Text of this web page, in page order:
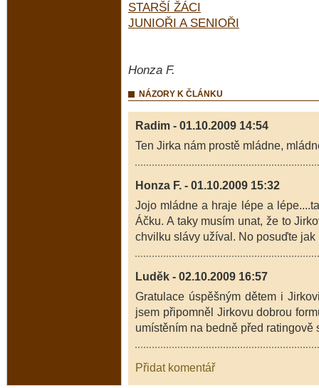
STARŠÍ ŽÁCI
JUNIOŘI A SENIOŘI
Honza F.
NÁZORY K ČLÁNKU
Radim - 01.10.2009 14:54
Ten Jirka nám prostě mládne,
Honza F. - 01.10.2009 15:32
Jojo mládne a hraje lépe a
Áčku. A taky musím unat, že to
chvilku slávy užíval. No posuďte
Luděk - 02.10.2009 16:57
Gratulace úspěšným dětem i
jsem připomněl Jirkovu dobrou
umístěním na bedně před
Přidat komentář